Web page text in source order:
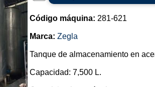
Código máquina: 281-621
Marca: Zegla
Tanque de almacenamiento en
Capacidad: 7,500 L.